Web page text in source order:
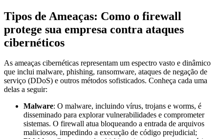
Tipos de Ameaças: Como o firewall
protege sua empresa contra ataques
cibernéticos
As ameaças cibernéticas representam um espectro vasto e dinâmico
que inclui malware, phishing, ransomware, ataques de negação de
serviço (DDoS) e outros métodos sofisticados. Conheça cada uma
delas a seguir:
Malware: O malware, incluindo vírus, trojans e worms, é
disseminado para explorar vulnerabilidades e comprometer
sistemas. O firewall atua bloqueando a entrada de arquivos
maliciosos, impedindo a execução de código prejudicial;